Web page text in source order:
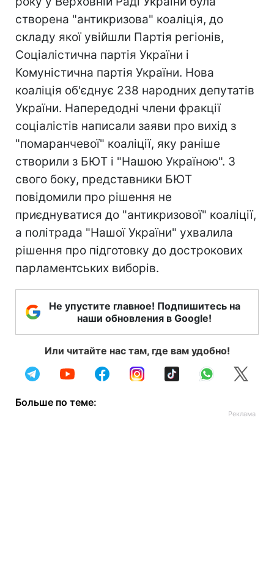
створена "антикризова" коаліція, до
складу якої увійшли Партія регіонів,
Соціалістична партія України і
Комуністична партія України. Нова
коаліція об'єднує 238 народних депутатів
України. Напередодні члени фракції
соціалістів написали заяви про вихід з
"помаранчевої" коаліції, яку раніше
створили з БЮТ і "Нашою Україною". З
свого боку, представники БЮТ
повідомили про рішення не
приєднуватися до "антикризової" коаліції,
а політрада "Нашої України" ухвалила
рішення про підготовку до дострокових
парламентських виборів.
Не упустите главное! Подпишитесь на
наши обновления в Google!
Или читайте нас там, где вам удобно!
Больше по теме: